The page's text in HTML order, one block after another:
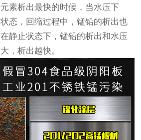
素析出最快的时候，当水压下
态，回缩过程中，锰铅的析出也
静止状态下，锰铅的析出和水压
，析出越快。